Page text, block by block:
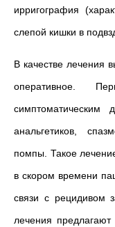
ирригография
слепой кишки в
В качестве лечения
оперативное.
симптоматическим
анальгетиков,
помпы. Такое
в скором времени
связи с рецидивом
лечения предлагают